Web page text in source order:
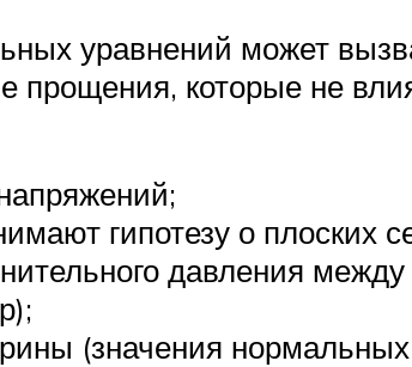
уравнений может
прощения, которые не
гипотезу о плоских
давления между
(значения